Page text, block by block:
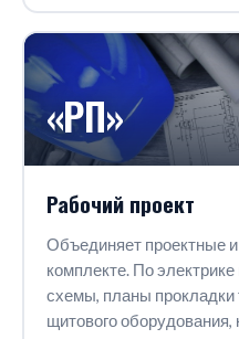
«РП»
Рабочий проект
Объединяет проектные
комплекте. По
схемы, планы прокладки
щитового